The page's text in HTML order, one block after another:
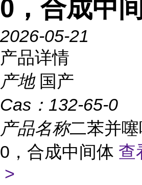
0，合成中
2026-05-21
产品详情
产地 国产
Cas： 132-65-0
产品名称二苯并
0，合成中间体 查
>